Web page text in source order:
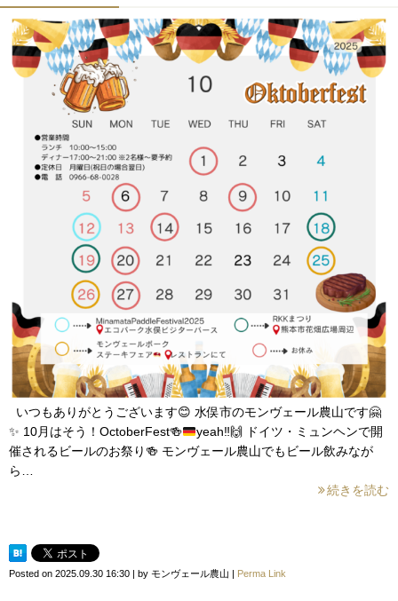
いつもありがとうございます😊 水俣市のモンヴェール農山です🤗
✨ 10月はそう！OctoberFest🍻 yeah‼︎🙌 ドイツ・ミュンヘンで開
催されるビールのお祭り🍻 モンヴェール農山でもビール飲みなが
ら…
続きを読む
Posted on 2025.09.30 16:30 | by モンヴェール農山 | Perma Link